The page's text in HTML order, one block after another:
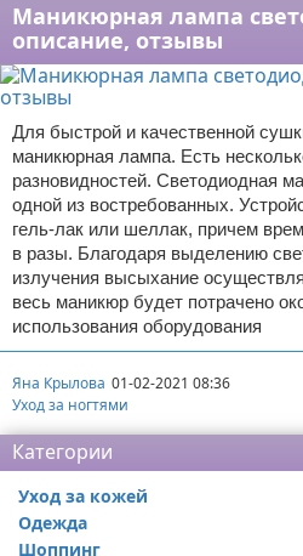
Маникюрная лампа
описание, отзывы
Для быстрой и качественной
маникюрная лампа. Есть
разновидностей. Светодиодная
одной из востребованных.
гель-лак или шеллак, причем
в разы. Благодаря выделению
излучения высыхание
весь маникюр будет потрачено
использования оборудования
Яна Крылова 01-02-2021 08:36
Уход за ногтями
Категории
Уход за кожей
Одежда
Шоппинг